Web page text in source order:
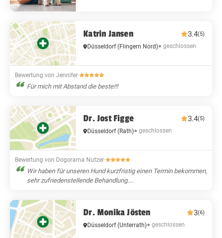
Katrin Jansen 3.4(5)
Düsseldorf(Flingern Nord)● geschlossen
Bewertung von Jennifer·
Für mich mit Abstand die beste!!!
Dr. Jost Figge 3.4(5)
Düsseldorf(Rath)● geschlossen
Bewertung von Dogorama Nutzer·
Wir haben für unseren Hund kurzfristig einen Termin bekommen,
sehr zufriedenstellende Behandlung....
Dr. Monika Jösten 3(6)
Düsseldorf(Unterrath)● geschlossen